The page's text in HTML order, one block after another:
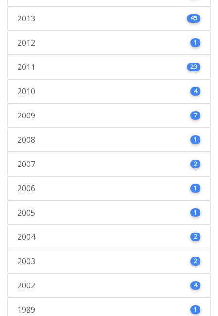
2013 45
2012 1
2011 23
2010 4
2009 7
2008 1
2007 2
2006 1
2005 1
2004 2
2003 2
2002 4
1989 1